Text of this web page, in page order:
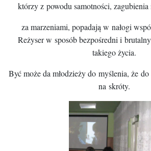
którzy z powodu samotności,
za marzeniami, popadają w nałogi
Reżyser w sposób bezpośredni i
takiego życia.
Być może da młodzieży do myślenia, że
na skróty.